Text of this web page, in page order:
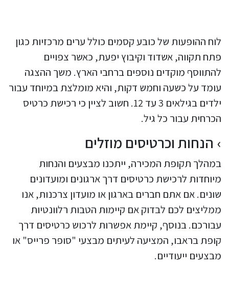
לוח ההופעות של כובע קסמים כולל ערים מרכזיות כגון
פתח תקווה, אשדוד וקיבוץ יפעת, כאשר צפויים
להתווסף מוקדים נוספים ברחבי הארץ. משך ההצגה
עומד על כשעה וחמש דקות, והיא מומלצת במיוחד עבור
ילדים בגילאים 3 עד 12. חשוב לציין כי רכישת כרטיס
הכרחית עבור כל גיל.
הנחות וכרטיסים מוזלים
במהלך תקופת המכירה, ייתכנו מבצעים והנחות
מיוחדות לרכישת כרטיסים דרך ארגונים ומועדונים
שונים. אם אתם חברים בארגון או מועדון צרכנות, אנו
ממליצים לכם לבדוק אם קיימות הטבות רלוונטיות
עבורכם. בנוסף, קיימת אפשרות לרכוש כרטיסים דרך
קופת בראבו, המציעה לעיתים מבצעי "סופר פרייס" או
מבצעים ייעודיים.